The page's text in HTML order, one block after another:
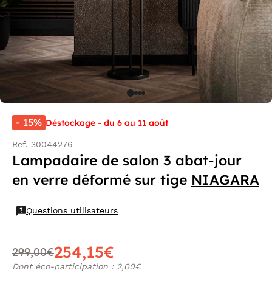
- 15% Déstockage - du 6 au 11 août
Ref. 30044276
Lampadaire de salon 3 abat-jour
en verre déformé sur tige NIAGARA
Questions utilisateurs
299,00€254,15€
Dont éco-participation : 2,00€